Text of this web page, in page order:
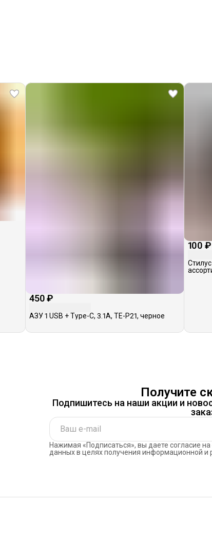
450 ₽
АЗУ 1 USB + Type-C, 3.1A, TE-P21, черное
100 ₽
Получите
Подпишитесь на наши акции и
Нажимая «Подписаться», вы даете согласие
данных в целях получения информационной и